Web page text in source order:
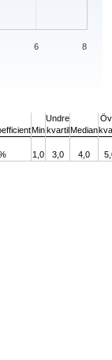
6 8
Min
Undre
kvartil Median
1,0 3,0 4,0